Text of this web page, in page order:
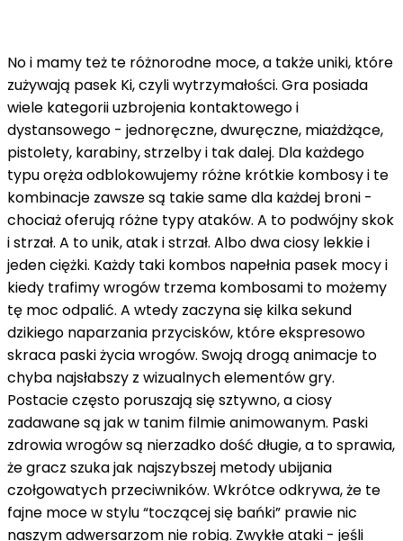
No i mamy też te różnorodne moce, a także uniki, które
zużywają pasek Ki, czyli wytrzymałości. Gra posiada
wiele kategorii uzbrojenia kontaktowego i
dystansowego - jednoręczne, dwuręczne, miażdżące,
pistolety, karabiny, strzelby i tak dalej. Dla każdego
typu oręża odblokowujemy różne krótkie kombosy i te
kombinacje zawsze są takie same dla każdej broni -
chociaż oferują różne typy ataków. A to podwójny skok
i strzał. A to unik, atak i strzał. Albo dwa ciosy lekkie i
jeden ciężki. Każdy taki kombos napełnia pasek mocy i
kiedy trafimy wrogów trzema kombosami to możemy
tę moc odpalić. A wtedy zaczyna się kilka sekund
dzikiego naparzania przycisków, które ekspresowo
skraca paski życia wrogów. Swoją drogą animacje to
chyba najsłabszy z wizualnych elementów gry.
Postacie często poruszają się sztywno, a ciosy
zadawane są jak w tanim filmie animowanym. Paski
zdrowia wrogów są nierzadko dość długie, a to sprawia,
że gracz szuka jak najszybszej metody ubijania
czołgowatych przeciwników. Wkrótce odkrywa, że te
fajne moce w stylu “toczącej się bańki” prawie nic
naszym adwersarzom nie robią. Zwykłe ataki - jeśli